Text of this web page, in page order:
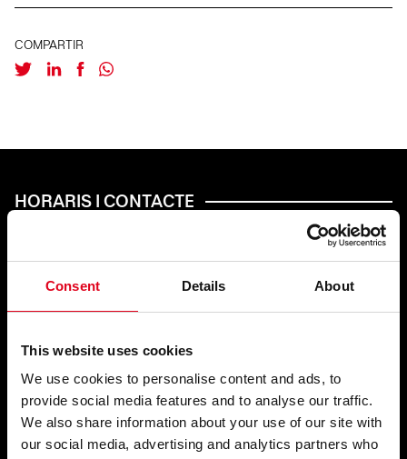
Consent Details About
This website uses cookies
We use cookies to personalise content and ads, to
provide social media features and to analyse our traffic.
We also share information about your use of our site with
our social media, advertising and analytics partners who
COMPARTIR
HORARIS I CONTACTE
De dimecres a dissabte, d’11 a 21:30 h
HORARI DEL BAR
De dimecres a divendres de 17 a 22 h.
Dissabte: d’11 a 22 h.
Diumenge: d’11 a 18 h.